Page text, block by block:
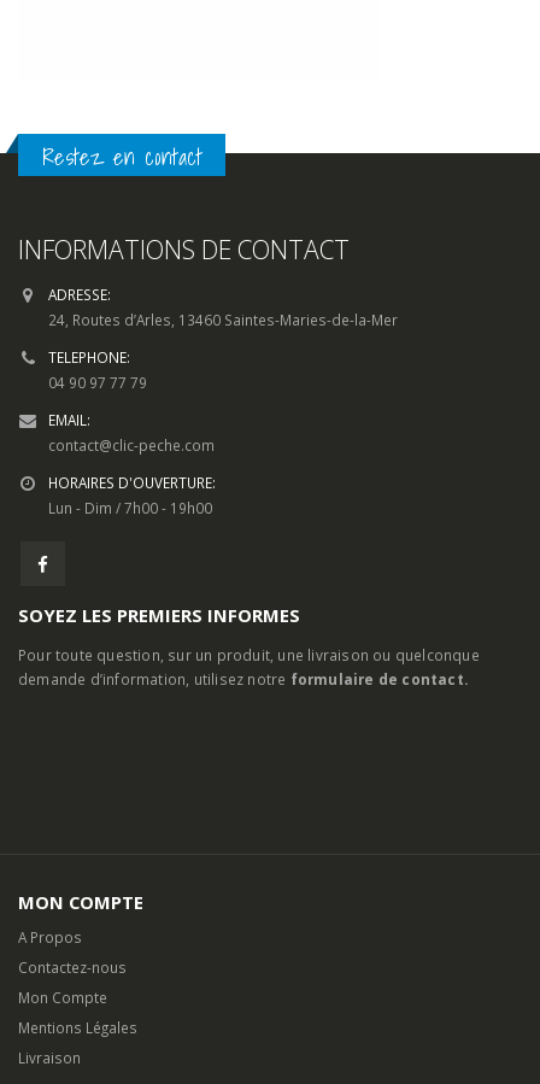
Restez en contact
INFORMATIONS DE CONTACT
ADRESSE:
24, Routes d’Arles, 13460 Saintes-Maries-de-la-Mer
TELEPHONE:
04 90 97 77 79
EMAIL:
contact@clic-peche.com
HORAIRES D'OUVERTURE:
Lun - Dim / 7h00 - 19h00
SOYEZ LES PREMIERS INFORMES
Pour toute question, sur un produit, une livraison ou quelconque
demande d’information, utilisez notre formulaire de contact.
MON COMPTE
A Propos
Contactez-nous
Mon Compte
Mentions Légales
Livraison